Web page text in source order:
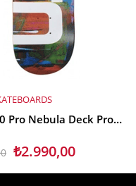
EKLE
Horn 8.0 Pro Nebula Deck Profesyonel Kaykay Tahtası
₺2.990,00